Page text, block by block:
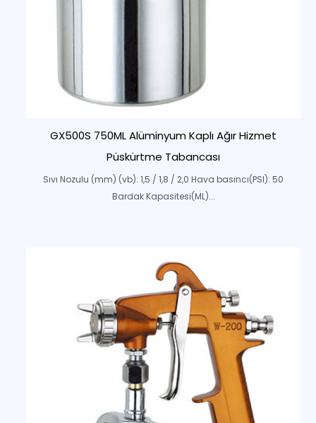
GX500S 750ML Alüminyum Kaplı Ağır Hizmet
Püskürtme Tabancası
Sıvı Nozulu (mm) (vb): 1,5 / 1,8 / 2,0 Hava basıncı(PSI): 50
Bardak Kapasitesi(ML)...